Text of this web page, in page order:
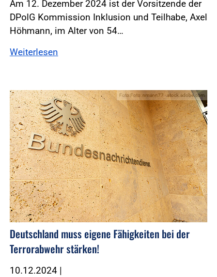
Am 12. Dezember 2024 ist der Vorsitzende der
DPolG Kommission Inklusion und Teilhabe, Axel
Höhmann, im Alter von 54…
Weiterlesen
Foto:Foto: nmann77 - stock.adobe.com
Deutschland muss eigene Fähigkeiten bei der
Terrorabwehr stärken!
10.12.2024 |